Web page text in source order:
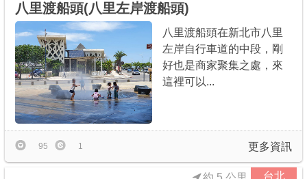
八里渡船頭(八里左岸渡船頭)
八里渡船頭在新北市八里
左岸自行車道的中段，剛
好也是商家聚集之處，來
這裡可以...
更多資訊
95 1
台北